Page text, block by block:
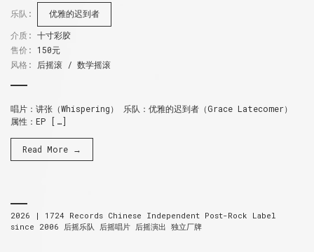
乐队:
优雅的迟到者
介质: 十寸彩胶
售价: 150元
风格:
后摇滚 / 数学摇滚
唱片：讲张（Whispering） 乐队：优雅的迟到者（Grace Latecomer）
属性：EP […]
Read More →
2026 | 1724 Records Chinese Independent Post-Rock Label
since 2006
后摇乐队 后摇唱片 后摇演出 独立厂牌